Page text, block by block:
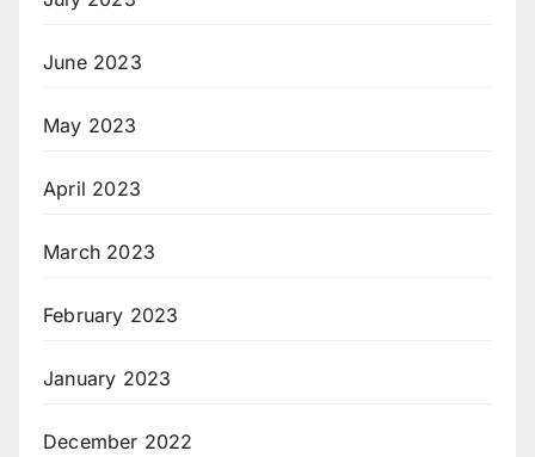
June 2023
May 2023
April 2023
March 2023
February 2023
January 2023
December 2022